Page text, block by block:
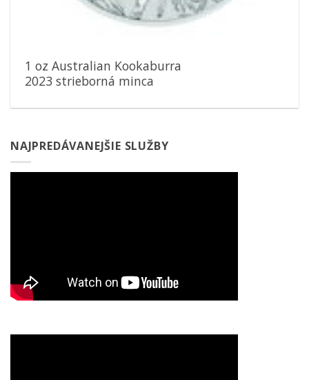
1 oz Australian Kookaburra
2023 strieborná minca
NAJPREDÁVANEJŠIE SLUŽBY